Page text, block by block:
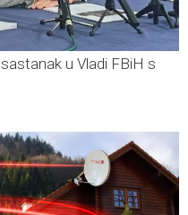
u Vladi FBiH s